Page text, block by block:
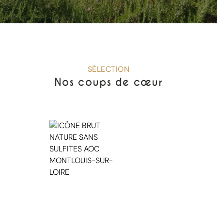
SÉLECTION
Nos coups de cœur